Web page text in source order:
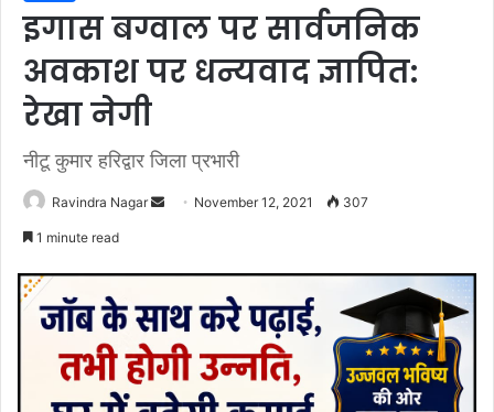
इगास बग्वाल पर सार्वजनिक
अवकाश पर धन्यवाद ज्ञापित:
रेखा नेगी
नीटू कुमार हरिद्वार जिला प्रभारी
Ravindra Nagar
Send November 12, 2021 307
1 minute read